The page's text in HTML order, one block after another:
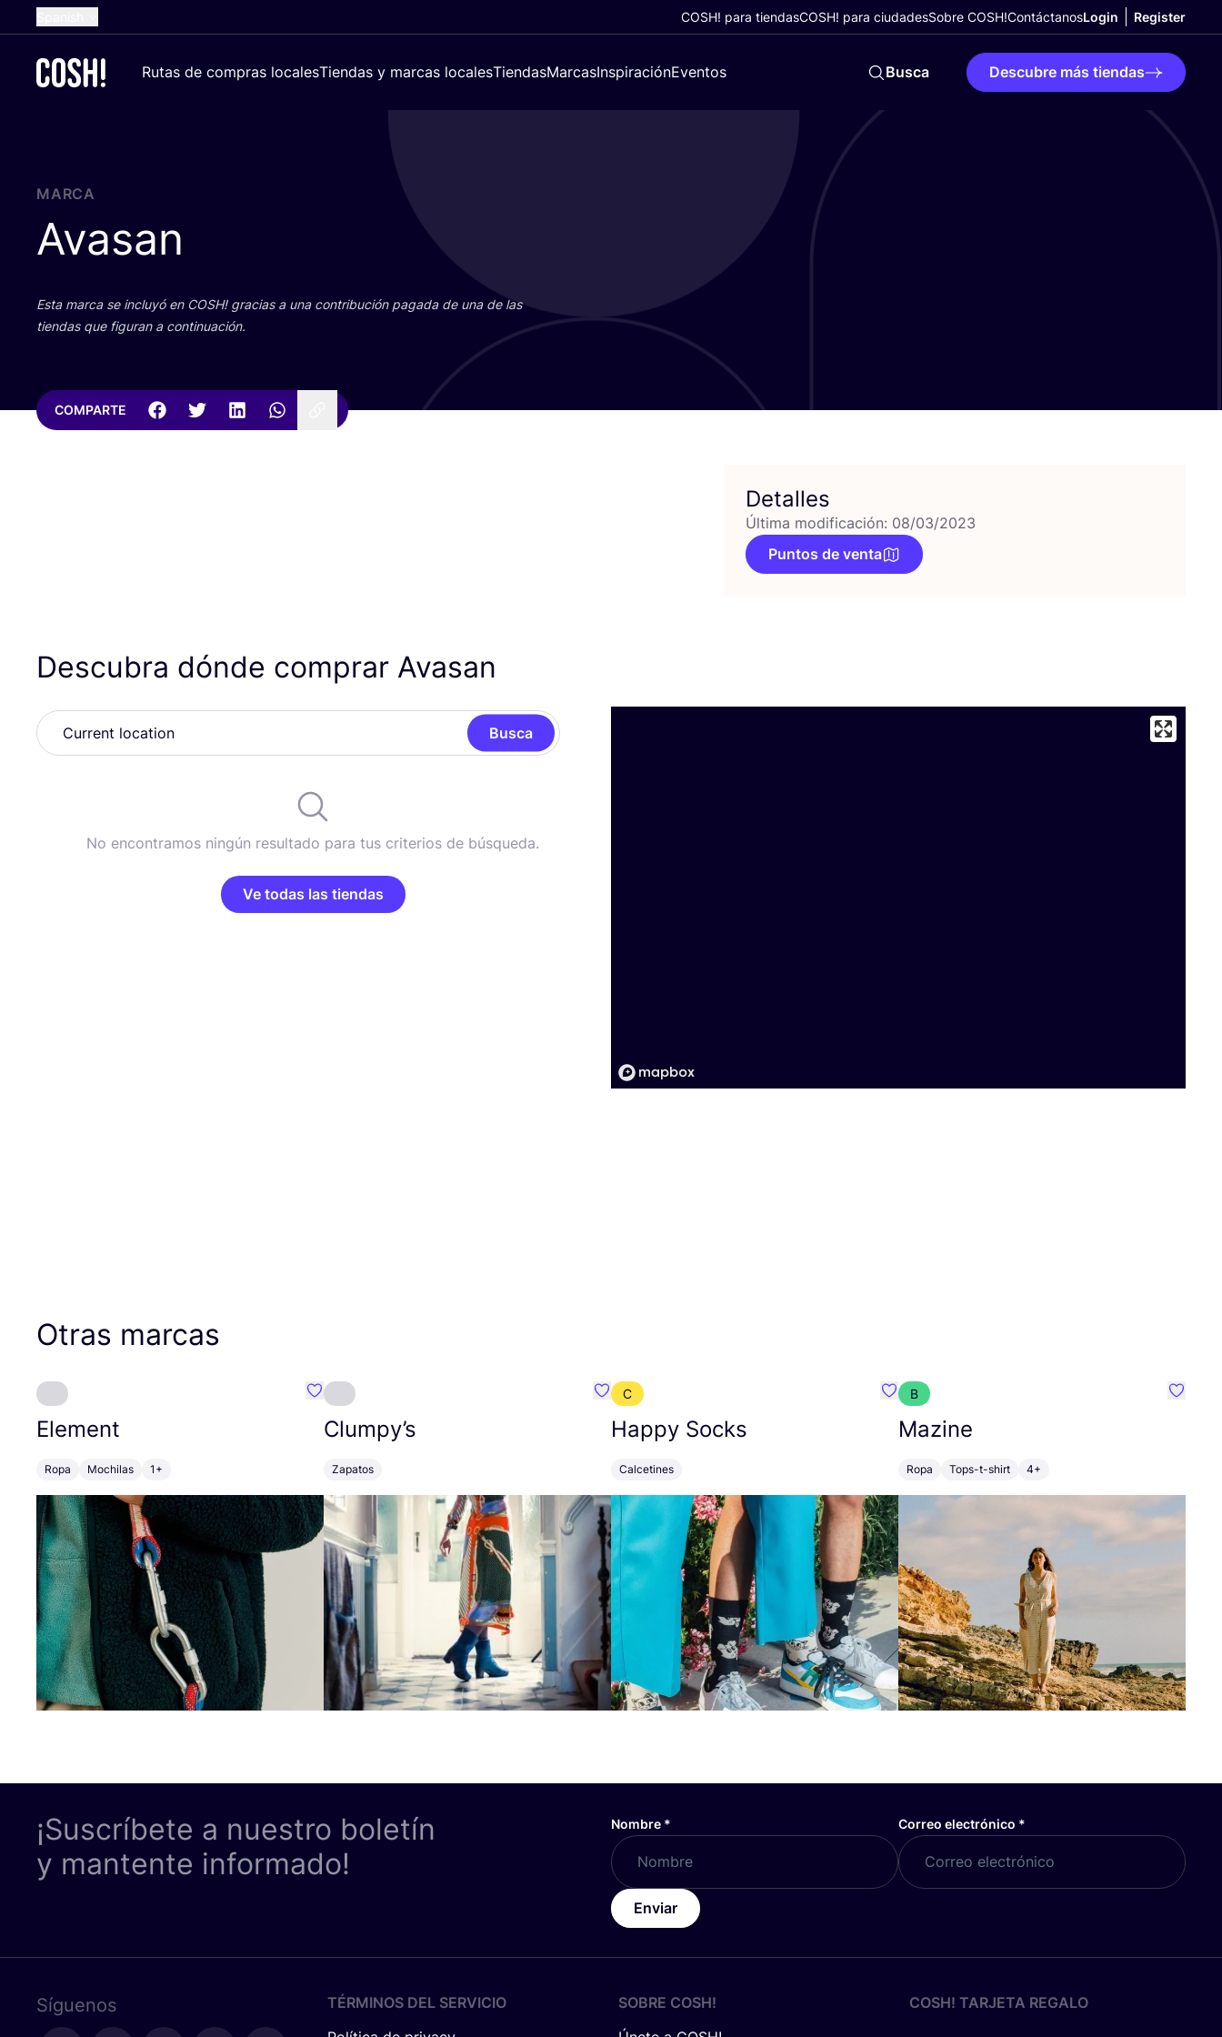
Dutch
Croatian
COSH! para tiendasCOSH! para ciudadesSobre COSH!ContáctanosLogin Register
Rutas de compras localesTiendas y marcas localesTiendasMarcasInspiraciónEventos Busca Descubre más tiendas
MARCA
Avasan
Esta mar­ca se inclu­yó en COSH! gra­cias a una con­tri­bu­ción paga­da de una de las
tien­das que figu­ran a continuación.
COMPARTE
Detalles
Última modificación: 08/03/2023
Puntos de venta
Descubra dónde comprar Avasan
Busca
No encontramos ningún resultado para tus criterios de búsqueda.
Ve todas las tiendas
Otras marcas
Element
Ropa Mochilas 1+
Favoritos {nombre}
Clumpy’s
Zapatos
Favoritos {nombre}
C
Happy Socks
Calcetines
Favoritos {nombre}
B
Mazine
Ropa Tops-t-shirt 4+
¡Suscríbete a nuestro boletín
y mantente informado!
Nombre * Correo electrónico *
Enviar
Síguenos
TÉRMINOS DEL SERVICIO
SOBRE COSH!
COSH! TARJETA REGALO